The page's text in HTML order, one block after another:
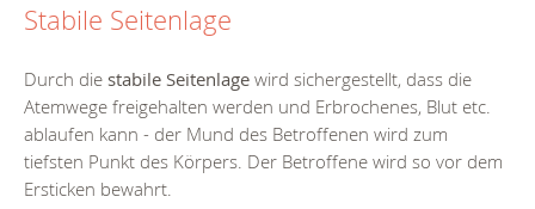
Stabile Seitenlage
Durch die stabile Seitenlage wird sichergestellt, dass die
Atemwege freigehalten werden und Erbrochenes, Blut etc.
ablaufen kann - der Mund des Betroffenen wird zum
tiefsten Punkt des Körpers. Der Betroffene wird so vor dem
Ersticken bewahrt.